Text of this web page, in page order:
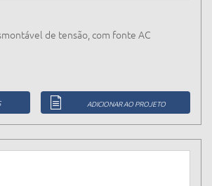
de tensão, com fonte AC
ADICIONAR AO PROJETO